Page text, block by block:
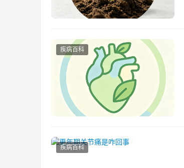
疾病百科
疾病百科